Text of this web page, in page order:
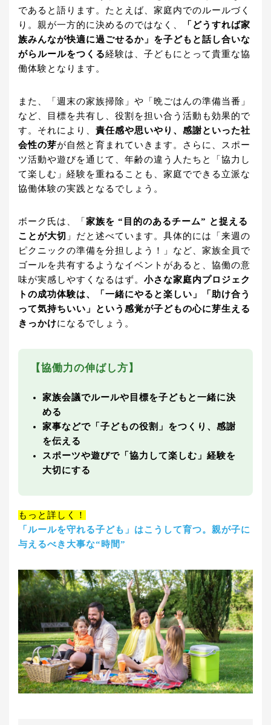
であると語ります。たとえば、家庭内でのルールづく
り。親が一方的に決めるのではなく、
「どうすれば家
族みんなが快適に過ごせるか」を子どもと話し合いな
がらルールをつくる経験は、子どもにとって貴重な協
働体験となります。
また、「週末の家族掃除」や「晩ごはんの準備当番」
など、目標を共有し、役割を担い合う活動も効果的で
す。それにより、 責任感や思いやり、感謝といった社
会性の芽が自然と育まれていきます。さらに、スポー
ツ活動や遊びを通じて、年齢の違う人たちと「協力し
て楽しむ」経験を重ねることも、家庭でできる立派な
協働体験の実践となるでしょう。
ボーク氏は、「 家族を “目的のあるチーム” と捉える
ことが大切 」だと述べています。具体的には「来週の
ピクニックの準備を分担しよう！」など、家族全員で
ゴールを共有するようなイベントがあると、協働の意
味が実感しやすくなるはず。 小さな家庭内プロジェク
トの成功体験は、「一緒にやると楽しい」「助け合う
って気持ちいい」という感覚が子どもの心に芽生える
きっかけになるでしょう。
【協働力の伸ばし方】
家族会議でルールや目標を子どもと一緒に決
める
家事などで「子どもの役割」をつくり、感謝
を伝える
スポーツや遊びで「協力して楽しむ」経験を
大切にする
もっと詳しく！
「ルールを守れる子ども」はこうして育つ。親が子に
与えるべき大事な“時間”